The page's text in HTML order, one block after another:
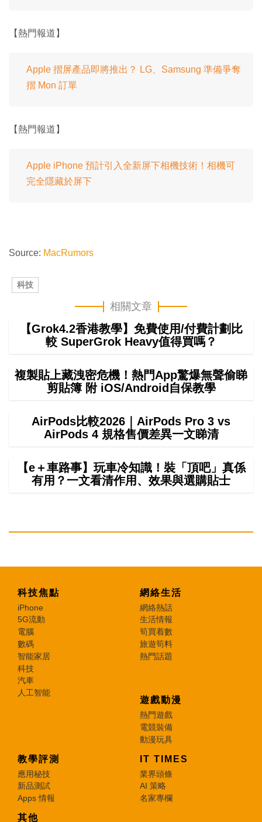
【熱門報道】
Apple 摺屏產品即將推出？ LG、Samsung 準備爭奪
摺 Mon 訂單
【熱門報道】
Apple iPhone 預計引入全新屏下相機技術！相機可
完全隱藏於屏下
Source: MacRumors
科技
相關文章
【Grok4.2香港教學】免費使用/付費計劃比
較 SuperGrok Heavy值得買嗎？
複製貼上藏洩密危機！熱門App驚爆無聲偷睇
剪貼簿 附 iOS/Android自保教學
AirPods比較2026｜AirPods Pro 3 vs
AirPods 4 規格售價差異一文睇清
【e＋車路事】玩車冷知識！裝「頂吧」真係
有用？一文看清作用、效果與選購貼士
科技焦點
iPhone
5G流動
電腦
數碼
智能家居
科技
汽車
人工智能
網絡生活
網絡熱話
生活情報
筍買着數
旅遊筍料
熱門話題
遊戲動漫
熱門遊戲
電競裝備
動漫玩具
教學評測
應用秘技
新品測試
Apps 情報
IT TIMES
業界頭條
AI 策略
名家專欄
其他